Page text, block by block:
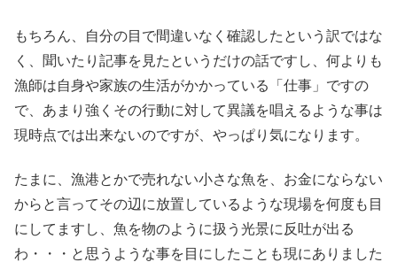
もちろん、自分の目で間違いなく確認したという訳ではな
く、聞いたり記事を見たというだけの話ですし、何よりも
漁師は自身や家族の生活がかかっている「仕事」ですの
で、あまり強くその行動に対して異議を唱えるような事は
現時点では出来ないのですが、やっぱり気になります。
たまに、漁港とかで売れない小さな魚を、お金にならない
からと言ってその辺に放置しているような現場を何度も目
にしてますし、魚を物のように扱う光景に反吐が出る
わ・・・と思うような事を目にしたことも現にありました